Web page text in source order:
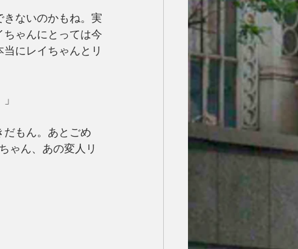
きないのかもね。実
ゃんにとっては今
にレイちゃんとリ
だもん。あとごめ
ゃん、あの変人リ